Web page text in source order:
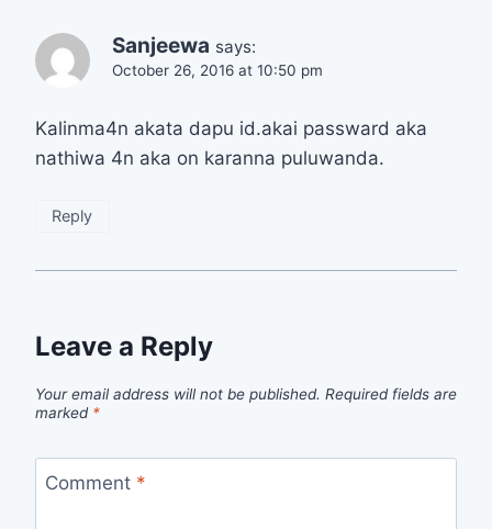
Sanjeewa says:
October 26, 2016 at 10:50 pm
Kalinma4n akata dapu id.akai passward aka
nathiwa 4n aka on karanna puluwanda.
Reply
Leave a Reply
Your email address will not be published. Required fields are
marked *
Comment *